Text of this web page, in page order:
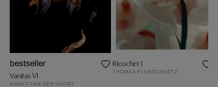
bestseller
Vanitas VI
ANNET VAN DER VOORT
Ricochet I
THOMAS FLORSCHUETZ